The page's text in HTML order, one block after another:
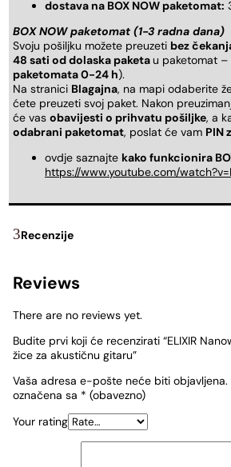
dostava na BOX NOW paketomat:
BOX NOW paketomat (1-3 radna dana)
Svoju pošiljku možete preuzeti bez
48 sati od dolaska paketau paketomat –
paketomata 0-24 h).
Na stranici Blagajna, na mapi odaberite
ćete preuzeti svoj paket. Nakon
će vas obavijesti o prihvatu pošiljke, a
odabrani paketomat, poslat će vam PIN
ovdje saznajte kako funkcionira
https://www.youtube.com/
Recenzije
Reviews
There are no reviews yet.
Budite prvi koji će recenzirati “ELIXIR
žice za akustičnu gitaru”
Vaša adresa e-pošte neće biti objavljena.
označena sa * (obavezno)
Your rating